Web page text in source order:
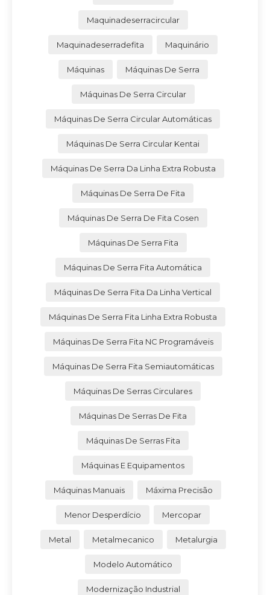
Maquinadeserracircular
Maquinadeserradefita Maquinário
Máquinas Máquinas De Serra
Máquinas De Serra Circular
Máquinas De Serra Circular Automáticas
Máquinas De Serra Circular Kentai
Máquinas De Serra Da Linha Extra Robusta
Máquinas De Serra De Fita
Máquinas De Serra De Fita Cosen
Máquinas De Serra Fita
Máquinas De Serra Fita Automática
Máquinas De Serra Fita Da Linha Vertical
Máquinas De Serra Fita Linha Extra Robusta
Máquinas De Serra Fita NC Programáveis
Máquinas De Serra Fita Semiautomáticas
Máquinas De Serras Circulares
Máquinas De Serras De Fita
Máquinas De Serras Fita
Máquinas E Equipamentos
Máquinas Manuais Máxima Precisão
Menor Desperdício Mercopar
Metal Metalmecanico Metalurgia
Modelo Automático
Modernização Industrial